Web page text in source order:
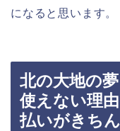
になると思います。
北の大地の
使えない理
払いがきち